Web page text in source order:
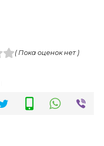
( Пока оценок нет )